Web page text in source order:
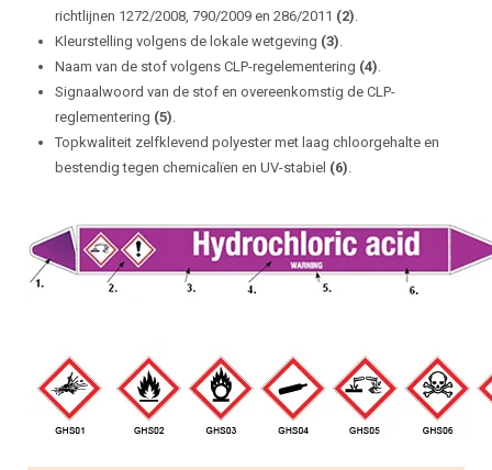
richtlijnen 1272/2008, 790/2009 en 286/2011 (2).
Kleurstelling volgens de lokale wetgeving (3).
Naam van de stof volgens CLP-regelementering (4).
Signaalwoord van de stof en overeenkomstig de CLP-
reglementering (5).
Topkwaliteit zelfklevend polyester met laag chloorgehalte en
bestendig tegen chemicalïen en UV-stabiel (6).